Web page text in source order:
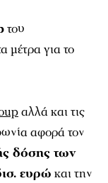
του
μέτρα για το
αλλά και τις
αφορά τον
δόσης των
ευρώ και την